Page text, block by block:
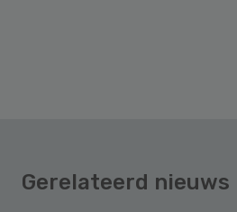
Gerelateerd nieuws